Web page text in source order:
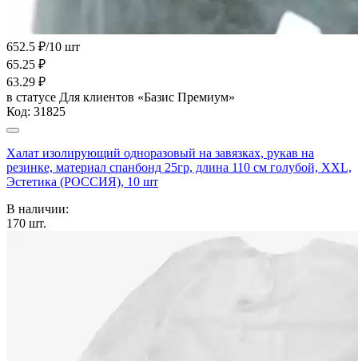
652.5 ₽/10 шт
65.25 ₽
63.29 ₽
в статусе Для клиентов «Базис Премиум»
Код: 31825
Халат изолирующий одноразовый на завязках, рукав на
резинке, материал спанбонд 25гр, длина 110 см голубой, XXL,
Эстетика (РОССИЯ), 10 шт
В наличии:
170 шт.